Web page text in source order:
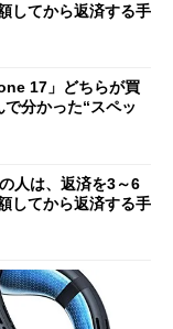
してから返済する手
17」どちらが買
分かった“スペッ
人は、返済を3～6
してから返済する手